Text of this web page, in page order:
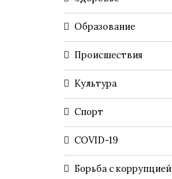
Образование
Происшествия
Культура
Спорт
COVID-19
Борьба с коррупцией